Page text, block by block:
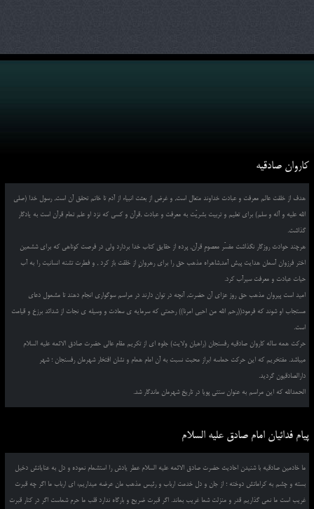
کاروان صادقیه
هدف از خلقت عالم معرفت و عبادت خداوند متعال است, و غرض از بعثت انبیاء از آدم تا خاتم تحقق آن است, رسول خدا (صلی
الله علیه و آله و سلم) برای تعلیم و تربیت بشریّت به معرفت و عبادت ,قرآن و کسی که نزد او علم تمام قرآن است به یادگار
گذاشت.
هرچند حوادث روزگار نگذاشت مفسّر معصومِ قرآن, پرده از حقایق کتاب خدا بردارد ولی در فرصت کوتاهی که برای ششمین
اختر فرزوان آسمان هدایت پیش آمد,شاهراه مذهب حق را برای رهروانِ از خلقت باز کرد , و فطرت تشنه انسانیت را به آب
حیات عبادت و معرفت سیرآب کرد.
امید است پیروان مذهب حق روز عزای آن حضرت, آنچه در توان دارند در مراسم سوگواری انجام دهند تا مشمول دعای
مستجاب او شوند که فرمود((رحم الله من احیی امرنا)) رحمتی که سرمایه ی سعادت و وسیله ی نجات از شدائد برزخ و قیامت
است.
حرکت همه ساله کاروان صادقیه رفسنجان (راهیان ولایت) جلوه ای از تکریم مقام عالی حضرت صادق الائمه علیه السلام
میباشد. مفتخریم که این حرکت حماسه ابراز محبت نسبت به آن امام همام و نشان افتخار شهرمان رفسنجان ؛ شهر
دارالصادقیون گردید.
الحمدالله که این مراسم به عنوان سنتی پویا در تاریخ شهرمان ماندگار شد.
پیام فدائیان امام صادق علیه السلام
ما خادمین صادقیه با شنیدن احادیث حضرت صادق الائمه علیه السلام عطر یادش را استشمام نموده و دل به عنایاتش دخیل
بسته و چشم به کراماتش دوخته ؛ از جان و دل خدمت ارباب و رئیس مذهب مان عرضه میداریم، ای ارباب ما اگر چه قبرت
غریب است ما نمی گذاریم قدر و منزلت شما غریب بماند. اگر قبرت ضریح و بارگاه ندارد قلب ما حرم شماست اگر در کنار قبرت